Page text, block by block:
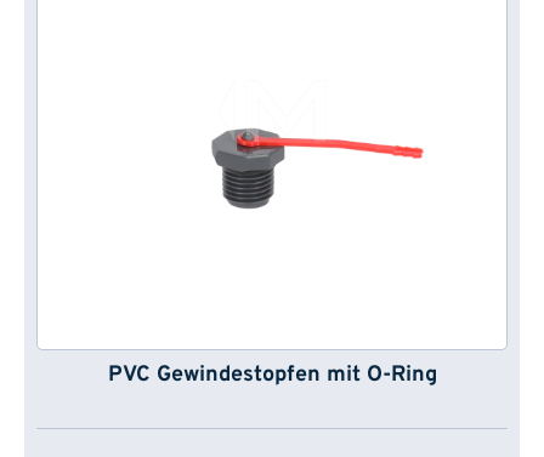
PVC Gewindestopfen mit O-Ring